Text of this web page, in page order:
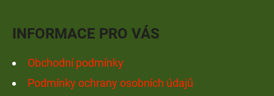
INFORMACE PRO VÁS
Obchodní podmínky
Podmínky ochrany osobních údajů